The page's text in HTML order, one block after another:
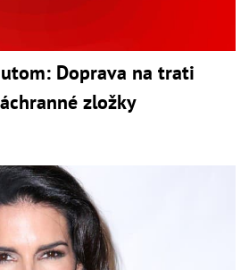
Doprava na trati
zložky